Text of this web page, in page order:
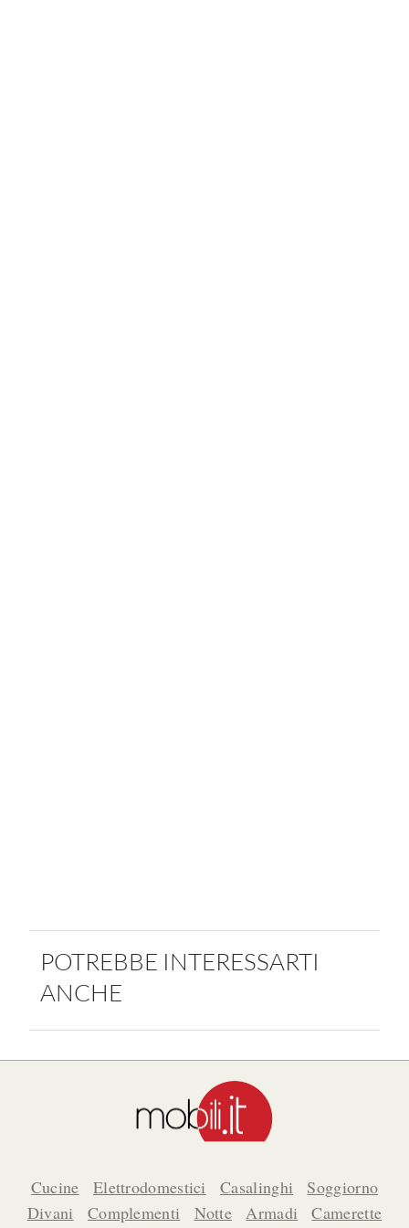
POTREBBE INTERESSARTI
ANCHE
Cucine Elettrodomestici Casalinghi
Soggiorno
Divani
Complementi Notte Armadi
Camerette